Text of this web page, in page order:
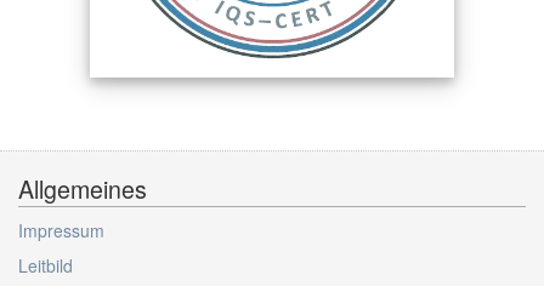
Allgemeines
Impressum
Leitbild